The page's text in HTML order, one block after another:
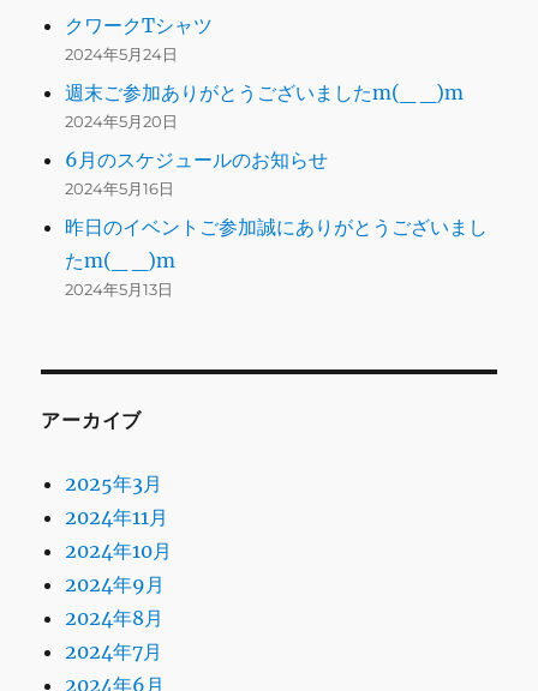
クワークTシャツ
2024年5月24日
週末ご参加ありがとうございましたm(_ _)m
2024年5月20日
6月のスケジュールのお知らせ
2024年5月16日
昨日のイベントご参加誠にありがとうございまし
たm(_ _)m
2024年5月13日
アーカイブ
2025年3月
2024年11月
2024年10月
2024年9月
2024年8月
2024年7月
2024年6月